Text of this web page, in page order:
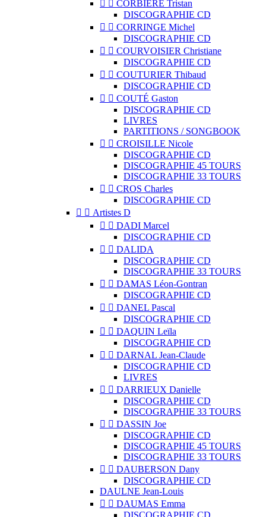
  CORBIÈRE Tristan
DISCOGRAPHIE CD
  CORRINGE Michel
DISCOGRAPHIE CD
  COURVOISIER Christiane
DISCOGRAPHIE CD
  COUTURIER Thibaud
DISCOGRAPHIE CD
  COUTÉ Gaston
DISCOGRAPHIE CD
LIVRES
PARTITIONS / SONGBOOK
  CROISILLE Nicole
DISCOGRAPHIE CD
DISCOGRAPHIE 45 TOURS
DISCOGRAPHIE 33 TOURS
  CROS Charles
DISCOGRAPHIE CD
  Artistes D
  DADI Marcel
DISCOGRAPHIE CD
  DALIDA
DISCOGRAPHIE CD
DISCOGRAPHIE 33 TOURS
  DAMAS Léon-Gontran
DISCOGRAPHIE CD
  DANEL Pascal
DISCOGRAPHIE CD
  DAQUIN Leïla
DISCOGRAPHIE CD
  DARNAL Jean-Claude
DISCOGRAPHIE CD
LIVRES
  DARRIEUX Danielle
DISCOGRAPHIE CD
DISCOGRAPHIE 33 TOURS
  DASSIN Joe
DISCOGRAPHIE CD
DISCOGRAPHIE 45 TOURS
DISCOGRAPHIE 33 TOURS
  DAUBERSON Dany
DISCOGRAPHIE CD
DAULNE Jean-Louis
  DAUMAS Emma
DISCOGRAPHIE CD